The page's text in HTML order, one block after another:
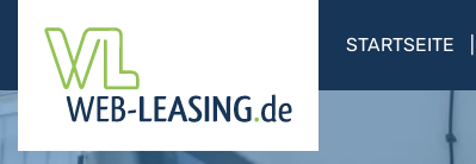
STARTSEITE